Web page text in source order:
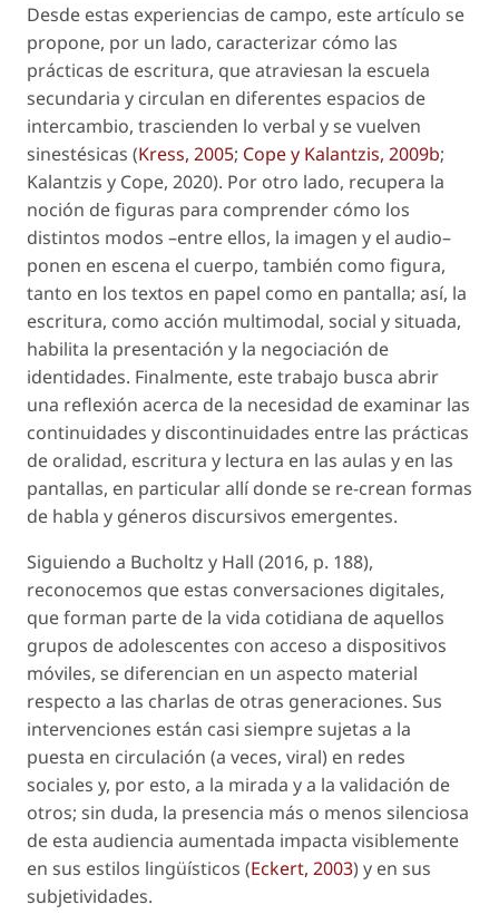
Desde estas experiencias de campo, este artículo se
propone, por un lado, caracterizar cómo las
prácticas de escritura, que atraviesan la escuela
secundaria y circulan en diferentes espacios de
intercambio, trascienden lo verbal y se vuelven
sinestésicas (Kress, 2005; Cope y Kalantzis, 2009b;
Kalantzis y Cope, 2020). Por otro lado, recupera la
noción defiguras para comprender cómo los
distintos modos –entre ellos, la imagen y el audio–
ponen en escena el cuerpo, también como figura,
tanto en los textos en papel como en pantalla; así, la
escritura, como acción multimodal, social y situada,
habilita la presentación y la negociación de
identidades. Finalmente, este trabajo busca abrir
una reflexión acerca de la necesidad de examinar las
continuidades y discontinuidades entre las prácticas
de oralidad, escritura y lectura en las aulas y en las
pantallas, en particular allí donde se re-crean formas
de habla y géneros discursivos emergentes.
Siguiendo a Bucholtz y Hall (2016, p. 188),
reconocemos que estas conversaciones digitales,
que forman parte de la vida cotidiana de aquellos
grupos de adolescentes con acceso a dispositivos
móviles, se diferencian en un aspecto material
respecto a las charlas de otras generaciones. Sus
intervenciones están casi siempre sujetas a la
puesta en circulación (a veces, viral) en redes
sociales y, por esto, a la mirada y a la validación de
otros; sin duda, la presencia más o menos silenciosa
de esta audiencia aumentada impacta visiblemente
en sus estilos lingüísticos (Eckert, 2003) y en sus
subjetividades.